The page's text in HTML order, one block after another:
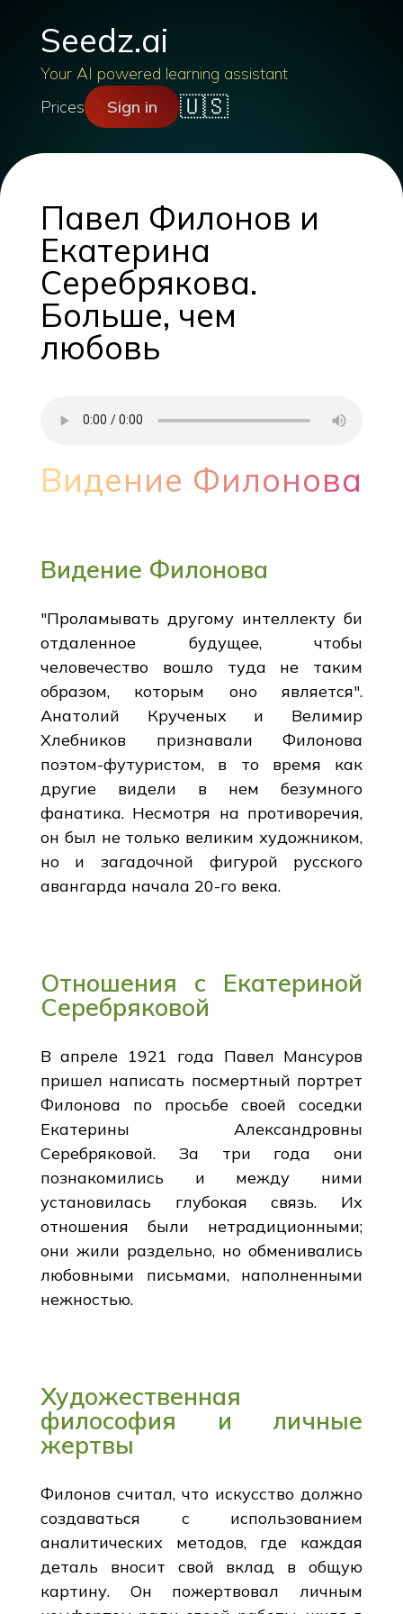
Seedz.ai
Your AI powered learning assistant
Prices
Sign in 🇺🇸
Павел Филонов и
Екатерина
Серебрякова.
Больше, чем
любовь
Видение Филонова
Видение Филонова
"Проламывать другому интеллекту би
отдаленное будущее, чтобы
человечество вошло туда не таким
образом, которым оно является".
Анатолий Крученых и Велимир
Хлебников признавали Филонова
поэтом-футуристом, в то время как
другие видели в нем безумного
фанатика. Несмотря на противоречия,
он был не только великим художником,
но и загадочной фигурой русского
авангарда начала 20-го века.
Отношения с Екатериной
Серебряковой
В апреле 1921 года Павел Мансуров
пришел написать посмертный портрет
Филонова по просьбе своей соседки
Екатерины Александровны
Серебряковой. За три года они
познакомились и между ними
установилась глубокая связь. Их
отношения были нетрадиционными;
они жили раздельно, но обменивались
любовными письмами, наполненными
нежностью.
Художественная
философия и личные
жертвы
Филонов считал, что искусство должно
создаваться с использованием
аналитических методов, где каждая
деталь вносит свой вклад в общую
картину. Он пожертвовал личным